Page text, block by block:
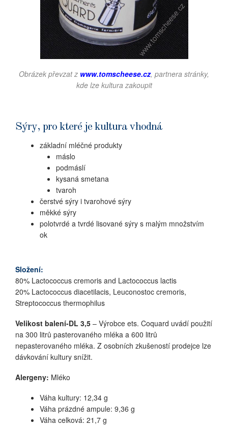
Obrázek převzat z www.tomscheese.cz, partnera stránky,
kde lze kultura zakoupit
Sýry, pro které je kultura vhodná
základní mléčné produkty
máslo
podmáslí
kysaná smetana
tvaroh
čerstvé sýry i tvarohové sýry
měkké sýry
polotvrdé a tvrdé lisované sýry s malým množstvím
ok
Složení:
80% Lactococcus cremoris and Lactococcus lactis
20% Lactococcus diacetilacis, Leuconostoc cremoris,
Streptococcus thermophilus
Velikost balení-DL 3,5 – Výrobce ets. Coquard uvádí použití
na 300 litrů pasterovaného mléka a 600 litrů
nepasterovaného mléka. Z osobních zkušeností prodejce lze
dávkování kultury snížit.
Alergeny: Mléko
Váha kultury: 12,34 g
Váha prázdné ampule: 9,36 g
Váha celková: 21,7 g